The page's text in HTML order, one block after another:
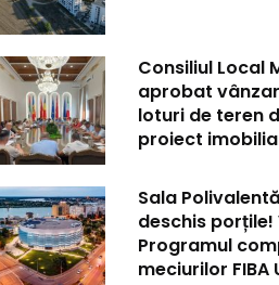
Consiliul Local
aprobat
loturi de teren
proiect
Sala
deschis porțile!
Programul
meciurilor FIBA